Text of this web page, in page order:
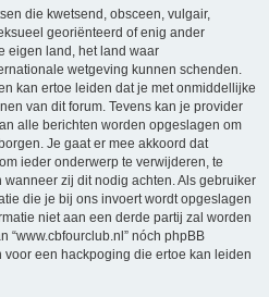
die kwetsend, obsceen, vulgair,
georiënteerd of enig ander
eigen land, het land waar
wetgeving kunnen schenden.
kan ertoe leiden dat je met onmiddellijke
van dit forum. Tevens kan je provider
alle berichten worden opgeslagen om
Je gaat er mee akkoord dat
ieder onderwerp te verwijderen, te
zij dit nodig achten. Als gebruiker
die je bij ons invoert wordt opgeslagen
niet aan een derde partij zal worden
“www.cbfourclub.nl” nóch phpBB
een hackpoging die ertoe kan leiden